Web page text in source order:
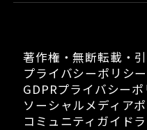
著作権・無断転載・
プライバシーポリシー
GDPRプライバシーポ
ソーシャルメディア
コミュニティガイド